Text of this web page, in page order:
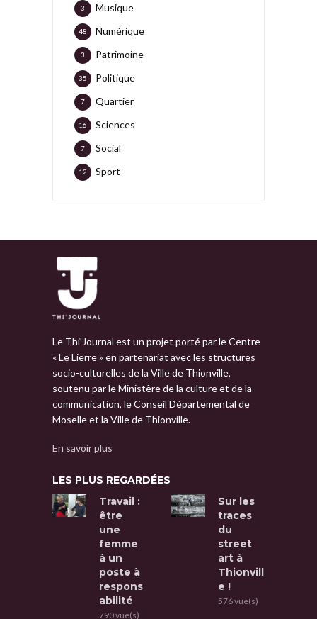
Musique
3
Numérique
48
Patrimoine
3
Politique
35
Quartier
7
Sciences
16
Social
7
Sport
12
Le Thi'Journal est un projet porté par le Centre
« Le Lierre » en partenariat avec les structures
socio-culturelles de la Ville de Thionville,
soutenu par le Ministère de la culture et de la
communication, le Conseil Départemental de
Moselle et la Ville de Thionville.
En savoir plus
LES PLUS REGARDÉES
Travail :
être
une
femme
à un
poste à
respons
abilité
790 vue(s)
Sur les
traces
du
street
art à
Thionvill
e !
576 vue(s)